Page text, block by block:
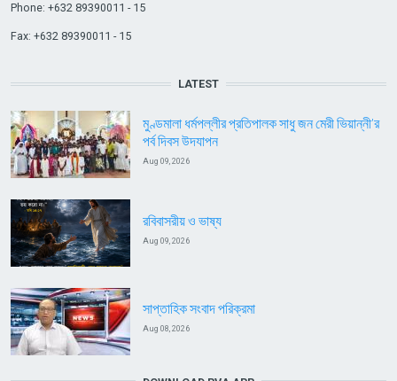
Phone: +632 89390011 - 15
Fax: +632 89390011 - 15
LATEST
মুণ্ডমালা ধর্মপল্লীর প্রতিপালক সাধু জন মেরী ভিয়ান্নী’র
পর্ব দিবস উদযাপন
Aug 09, 2026
রবিবাসরীয় ও ভাষ্য
Aug 09, 2026
সাপ্তাহিক সংবাদ পরিক্রমা
Aug 08, 2026